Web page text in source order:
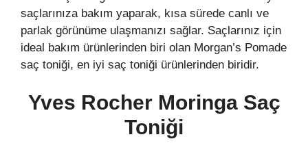
saçlarınıza bakım yaparak, kısa sürede canlı ve
parlak görünüme ulaşmanızı sağlar. Saçlarınız için
ideal bakım ürünlerinden biri olan Morgan’s Pomade
saç toniği, en iyi saç toniği ürünlerinden biridir.
Yves Rocher Moringa Saç
Toniği